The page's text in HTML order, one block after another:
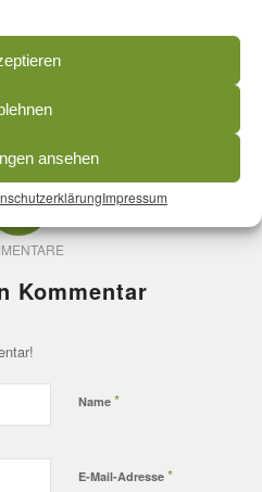
ansehen
Impressum
0
Kommentar
Name *
E-Mail-Adresse *